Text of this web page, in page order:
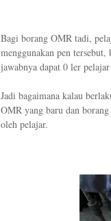
Bagi borang OMR tadi,
menggunakan pen
jawabnya dapat 0 ler
Jadi bagaimana kalau
OMR yang baru dan
oleh pelajar.